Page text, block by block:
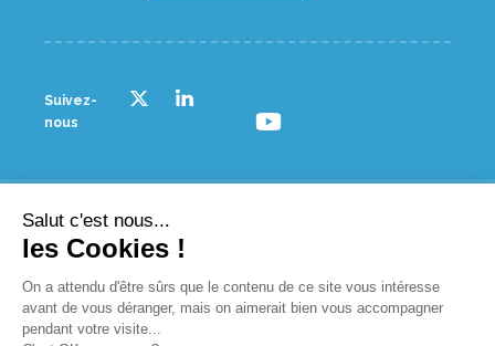
Suivez-
nous
© France gaz - 2023
PLAN D’ACCÈS
Salut c'est nous...
les Cookies !
On a attendu d'être sûrs que le contenu de ce site vous intéresse
avant de vous déranger, mais on aimerait bien vous accompagner
pendant votre visite...